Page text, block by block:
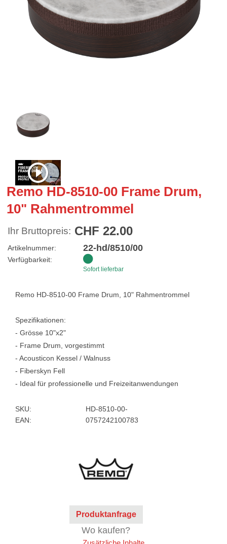
Remo HD-8510-00 Frame Drum,
10" Rahmentrommel
Ihr Bruttopreis: CHF 22.00
Artikelnummer: 22-hd/8510/00
Verfügbarkeit:
Sofort lieferbar
Remo HD-8510-00 Frame Drum, 10" Rahmentrommel
Spezifikationen:
- Grösse 10"x2"
- Frame Drum, vorgestimmt
- Acousticon Kessel / Walnuss
- Fiberskyn Fell
- Ideal für professionelle und Freizeitanwendungen
SKU:
HD-8510-00-
EAN:
0757242100783
Produktanfrage
Wo kaufen?